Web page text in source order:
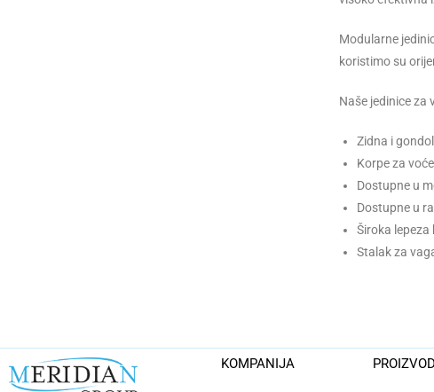
Modularne
koristimo su
Naše jedinice za
Zidna i
Korpe za
Dostupne u
Dostupne u
Široka
Stalak za
KOMPANIJA